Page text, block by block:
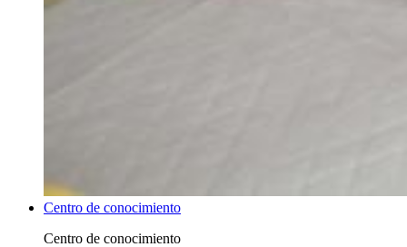
Centro de conocimiento
Centro de conocimiento